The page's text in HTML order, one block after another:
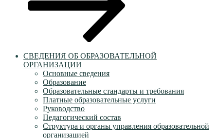
СВЕДЕНИЯ ОБ ОБРАЗОВАТЕЛЬНОЙ
ОРГАНИЗАЦИИ
Основные сведения
Образование
Образовательные стандарты и требования
Платные образовательные услуги
Руководство
Педагогический состав
Структура и органы управления образовательной
организацией